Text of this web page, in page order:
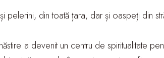
din toată țara, dar și oaspeți din
a devenit un centru de spiritualitate